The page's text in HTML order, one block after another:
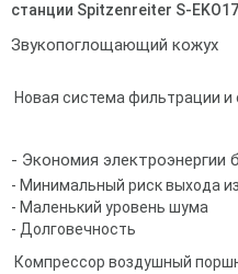
станции Spitzenreiter S-
Звукопоглощающий кожух
Новая система фильтрации и
- Экономия электроэнергии
- Минимальный риск выхода
- Маленький уровень шума
- Долговечность
Компрессор воздушный